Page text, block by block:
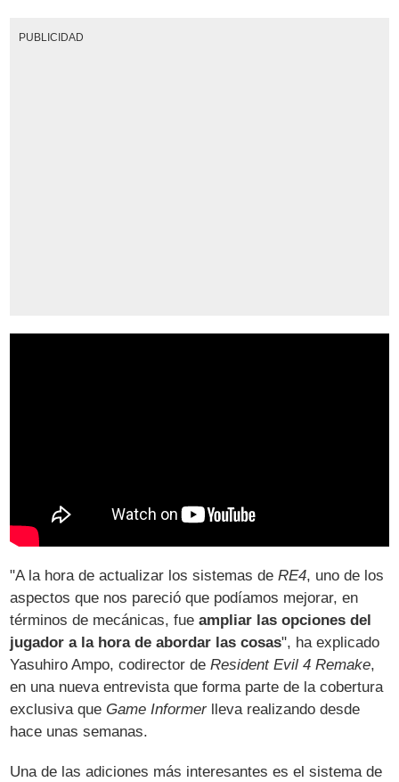
PUBLICIDAD
"A la hora de actualizar los sistemas deRE4, uno de los
aspectos que nos pareció que podíamos mejorar, en
términos de mecánicas, fueampliar las opciones del
jugador a la hora de abordar las cosas", ha explicado
Yasuhiro Ampo, codirector deResident Evil 4 Remake,
en una nueva entrevista que forma parte de la cobertura
exclusiva queGame Informerlleva realizando desde
hace unas semanas.
Una de las adiciones más interesantes es el sistema de